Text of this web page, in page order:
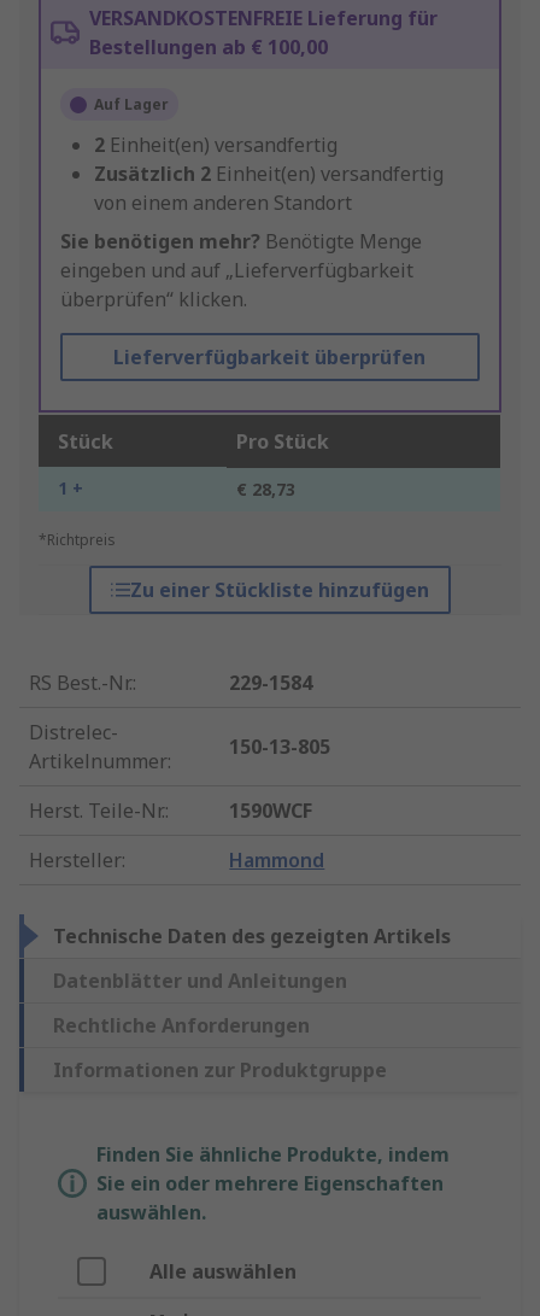
VERSANDKOSTENFREIE Lieferung für
Bestellungen ab € 100,00
Auf Lager
2 Einheit(en) versandfertig
Zusätzlich 2 Einheit(en) versandfertig
von einem anderen Standort
Sie benötigen mehr? Benötigte Menge
eingeben und auf „Lieferverfügbarkeit
überprüfen“ klicken.
Lieferverfügbarkeit überprüfen
Stück Pro Stück
1 + € 28,73
*Richtpreis
Zu einer Stückliste hinzufügen
RS Best.-Nr.:
229-1584
Distrelec-
Artikelnummer:
150-13-805
Herst. Teile-Nr.:
1590WCF
Hersteller: Hammond
Technische Daten des gezeigten Artikels
Datenblätter und Anleitungen
Rechtliche Anforderungen
Informationen zur Produktgruppe
Finden Sie ähnliche Produkte, indem
Sie ein oder mehrere Eigenschaften
auswählen.
Alle auswählen